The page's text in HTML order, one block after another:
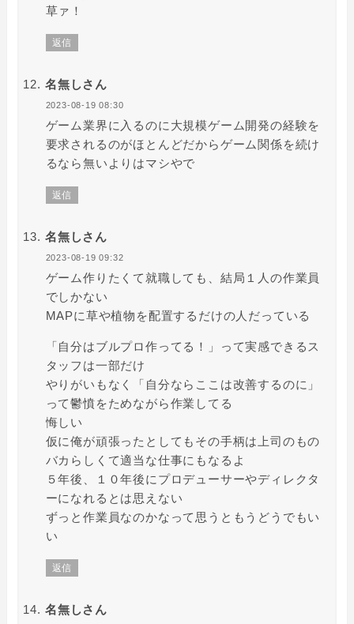
草ァ！
返信
名無しさん
2023-08-19 08:30
ゲーム業界に入るのに大規模ゲーム開発の経験を
要求されるのがほとんどだからゲーム関係を続け
るなら無いよりはマシやで
返信
名無しさん
2023-08-19 09:32
ゲーム作りたくて就職しても、結局１人の作業員
でしかない
MAPに草や植物を配置するだけの人だっている
「自分はブルプロ作ってる！」って実感できるス
タッフは一部だけ
やりがいもなく「自分ならここは改善するのに」
って鬱憤をためながら作業してる
悔しい
仮に俺が頑張ったとしてもその手柄は上司のもの
バカらしくて適当な仕事にもなるよ
５年後、１０年後にプロデューサーやディレクタ
ーになれるとは思えない
ずっと作業員なのかなって思うともうどうでもい
い
返信
名無しさん